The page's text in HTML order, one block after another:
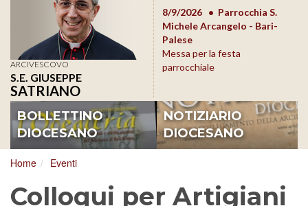
ARCIVESCOVO
S.E. GIUSEPPE
SATRIANO
8/17/2026
Conversano
Conferenza Episcopale
Pugliese
8/9/2026
Parrocchia S.
Michele Arcangelo - Bari-
Palese
Messa per la festa
parrocchiale
BOLLETTINO
DIOCESANO
NOTIZIARIO
DIOCESANO
Home Eventi
Colloqui per Artigiani